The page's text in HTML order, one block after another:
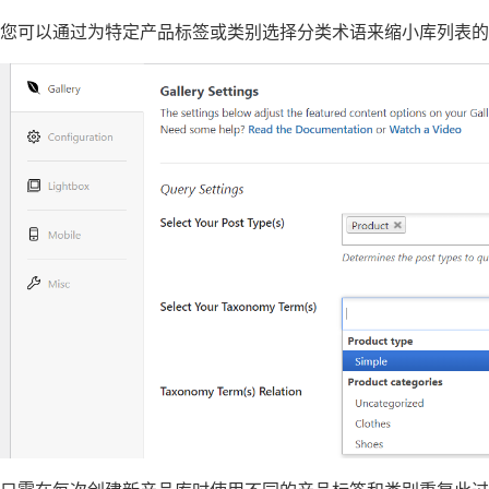
您可以通过为特定产品标签或类别选择分类术语来缩小库列表